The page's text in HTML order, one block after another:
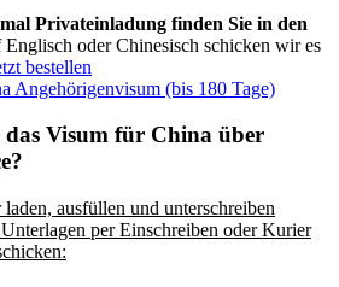
Privateinladung finden Sie in den
oder Chinesisch schicken wir es
bestellen
Angehörigenvisum (bis 180 Tage)
das Visum für China über
ausfüllen und unterschreiben
per Einschreiben oder Kurier